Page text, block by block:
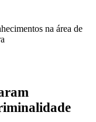
na área de